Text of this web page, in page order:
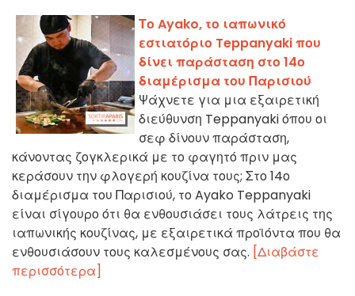
Το Ayako, το ιαπωνικό
εστιατόριο Teppanyaki που
δίνει παράσταση στο 14ο
διαμέρισμα του Παρισιού
Ψάχνετε για μια εξαιρετική
διεύθυνση Teppanyaki όπου οι
σεφ δίνουν παράσταση,
κάνοντας ζογκλερικά με το φαγητό πριν μας
κεράσουν την φλογερή κουζίνα τους; Στο 14ο
διαμέρισμα του Παρισιού, το Ayako Teppanyaki
είναι σίγουρο ότι θα ενθουσιάσει τους λάτρεις της
ιαπωνικής κουζίνας, με εξαιρετικά προϊόντα που θα
ενθουσιάσουν τους καλεσμένους σας. [Διαβάστε
περισσότερα]